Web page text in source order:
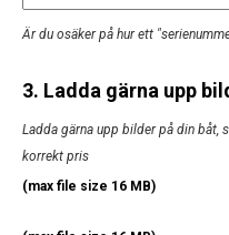
Är du osäker på hur ett
3. Ladda gärna upp
Ladda gärna upp bilder på din båt,
korrekt pris
(max file size 16 MB)